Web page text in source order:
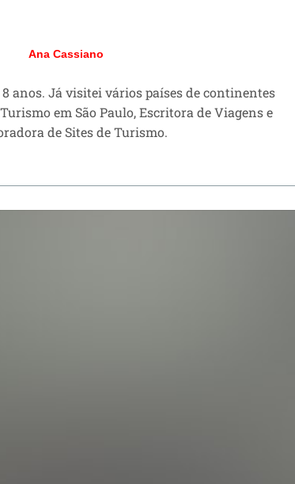
Ana Cassiano
anos. Já visitei vários países de continentes
em São Paulo, Escritora de Viagens e
de Sites de Turismo.